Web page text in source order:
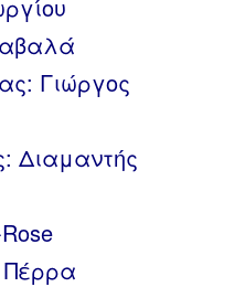
Γιώργος
Διαμαντής
Πέρρα